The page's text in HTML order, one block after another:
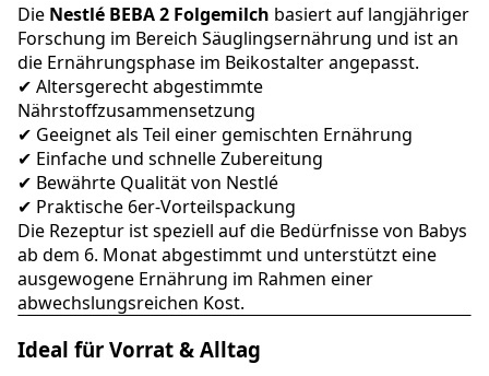
Die Nestlé BEBA 2 Folgemilch basiert auf langjähriger
Forschung im Bereich Säuglingsernährung und ist an
die Ernährungsphase im Beikostalter angepasst.
✔ Altersgerecht abgestimmte
Nährstoffzusammensetzung
✔ Geeignet als Teil einer gemischten Ernährung
✔ Einfache und schnelle Zubereitung
✔ Bewährte Qualität von Nestlé
✔ Praktische 6er-Vorteilspackung
Die Rezeptur ist speziell auf die Bedürfnisse von Babys
ab dem 6. Monat abgestimmt und unterstützt eine
ausgewogene Ernährung im Rahmen einer
abwechslungsreichen Kost.
Ideal für Vorrat & Alltag